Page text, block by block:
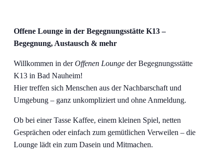
Offene Lounge in der Begegnungsstätte K13 –
Begegnung, Austausch & mehr
Willkommen in derOffenen Lounge der Begegnungsstätte
K13 in Bad Nauheim!
Hier treffen sich Menschen aus der Nachbarschaft und
Umgebung – ganz unkompliziert und ohne Anmeldung.
Ob bei einer Tasse Kaffee, einem kleinen Spiel, netten
Gesprächen oder einfach zum gemütlichen Verweilen – die
Lounge lädt ein zum Dasein und Mitmachen.